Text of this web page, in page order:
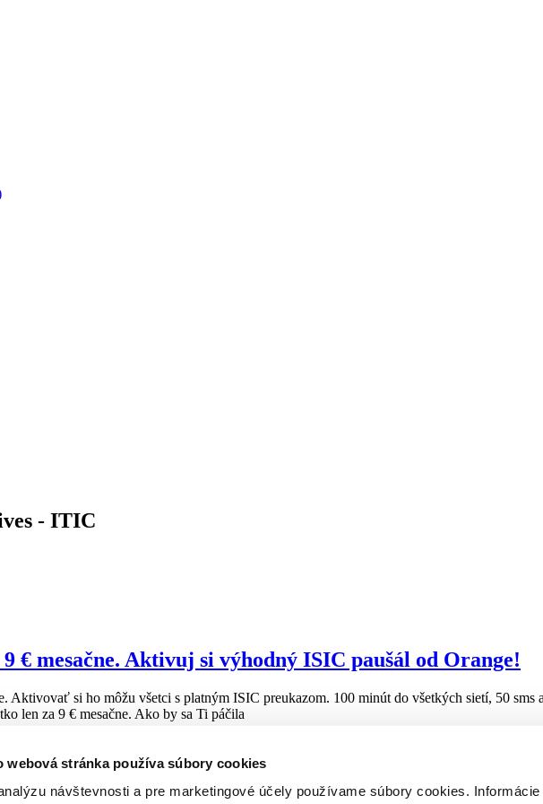
webová stránka používa súbory cookies
návštevnosti a pre marketingové účely používame súbory cookies.
- ITIC
€ mesačne. Aktivuj si výhodný ISIC paušál od Orange!
Aktivovať si ho môžu všetci s platným ISIC preukazom. 100 minút do všetkých sietí, 50
len za 9 € mesačne. Ako by sa Ti páčila